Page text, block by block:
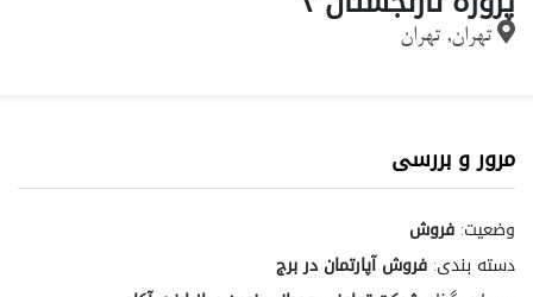
تهران, تهران
مرور و بررسی
وضعیت: فروش
دسته بندی: فروش آپارتمان در برج